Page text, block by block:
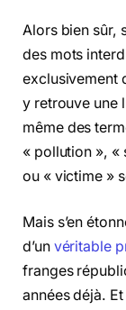
Alors bien sûr,
des mots
exclusivement
y retrouve une
même des
« pollution », «
ou « victime »
Mais s’en
d’un véritable
franges
années déjà.